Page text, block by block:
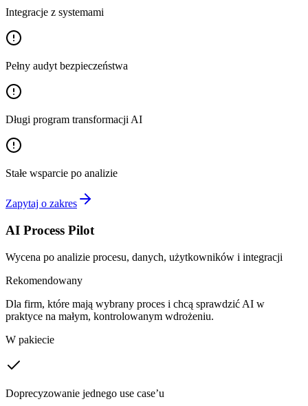
Integracje z systemami
Pełny audyt bezpieczeństwa
Długi program transformacji AI
Stałe wsparcie po analizie
Zapytaj o zakres
AI Process Pilot
Wycena po analizie procesu, danych, użytkowników i integracji
Rekomendowany
Dla firm, które mają wybrany proces i chcą sprawdzić AI w
praktyce na małym, kontrolowanym wdrożeniu.
W pakiecie
Doprecyzowanie jednego use case’u